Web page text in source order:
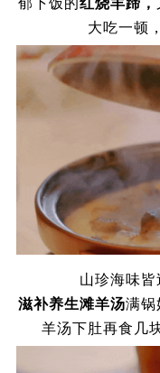
郁下饭的红烧羊蹄，
大吃一顿
山珍海味皆
滋补养生滩羊汤满锅
羊汤下肚再食几